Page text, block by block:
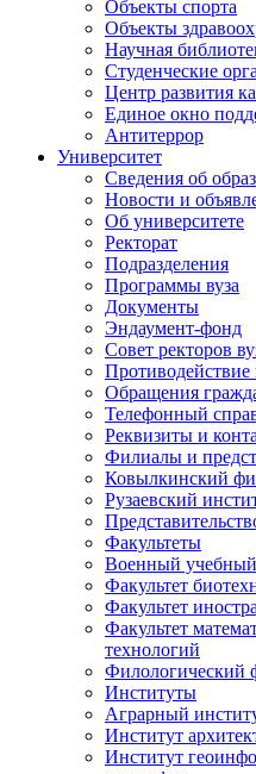
Объекты спорта
Объекты
Научная
Студенческие
Центр развития
Единое окно
Антитеррор
Университет
Сведения об
Новости и
Об университете
Ректорат
Подразделения
Программы вуза
Документы
Эндаумент-фонд
Совет ректоров
Противодействие
Обращения
Телефонный
Реквизиты и
Филиалы и
Ковылкинский
Рузаевский
Факультеты
Военный
Факультет
Факультет
Факультет
технологий
Филологический
Институты
Аграрный
Институт
Институт